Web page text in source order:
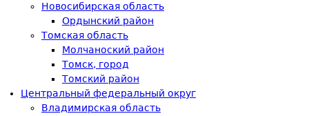
Новосибирская область
Ордынский район
Томская область
Молчаноский район
Томск, город
Томский район
Центральный федеральный округ
Владимирская область